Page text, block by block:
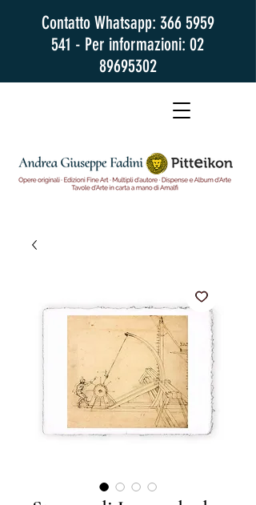
Contatto Whatsapp: 366 5959
541 - Per informazioni: 02
89695302